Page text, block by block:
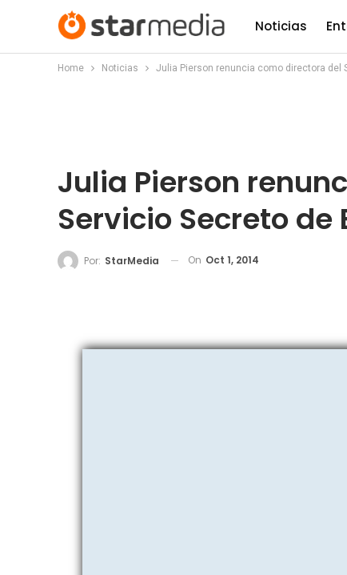
Noticias
Home Noticias Julia Pierson renuncia como directora del
Julia Pierson
Servicio Secreto de
Por: StarMedia On Oct 1, 2014